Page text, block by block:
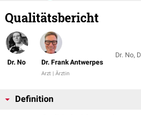
Qualitätsbericht
Dr. No Dr. Frank Antwerpes
Arzt | Ärztin
Definition